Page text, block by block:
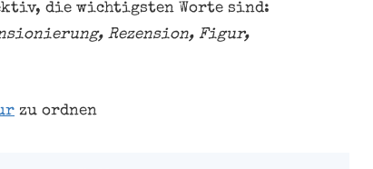
die wichtigsten Worte sind:
Rezension, Figur,
zu ordnen